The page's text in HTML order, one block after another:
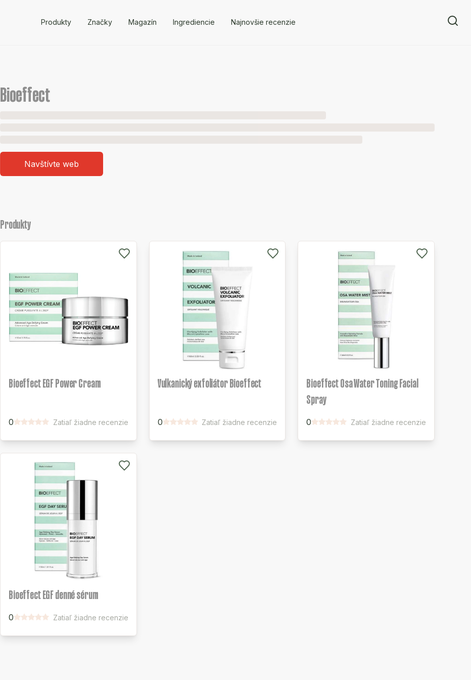
Produkty Značky Magazín Ingrediencie Najnovšie recenzie
Bioeffect
Navštívte web
Produkty
Bioeffect EGF Power Cream
0 Zatiaľ žiadne recenzie
Vulkanický exfoliátor Bioeffect
0 Zatiaľ žiadne recenzie
Bioeffect Osa Water Toning Facial
Spray
0 Zatiaľ žiadne recenzie
Bioeffect EGF denné sérum
0 Zatiaľ žiadne recenzie